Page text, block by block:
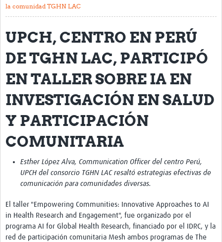
Clubs de Investigación
Clínica de datos
Sesiones de Aprendizaje Asistido
Mentoría
Talleres
Webinarios
Otras Actividades
Crear un Club de Investigación
Preparar Sesiones de Aprendizaje Asistido
la comunidad TGHN LAC
UPCH, CENTRO EN PERÚ
DE TGHN LAC, PARTICIPÓ
EN TALLER SOBRE IA EN
INVESTIGACIÓN EN SALUD
Y PARTICIPACIÓN
COMUNITARIA
Esther López Alva, Communication Officer del centro Perú,
UPCH del consorcio TGHN LAC resaltó estrategias efectivas de
comunicación para comunidades diversas.
El taller "Empowering Communities: Innovative Approaches to AI
in Health Research and Engagement", fue organizado por el
programa AI for Global Health Research, financiado por el IDRC, y la
red de participación comunitaria Mesh ambos programas de The